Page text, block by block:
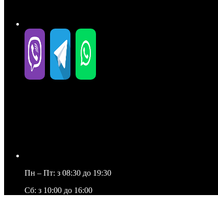
Пн – Пт: з 08:30 до 19:30
Сб: з 10:00 до 16:00